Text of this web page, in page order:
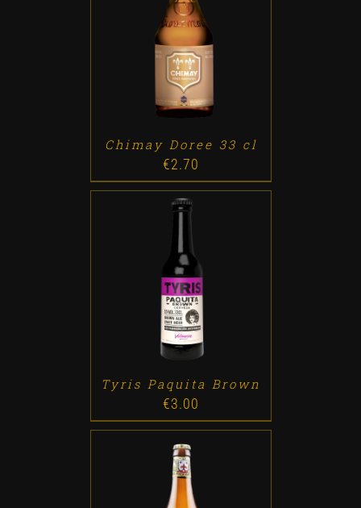
ADD TO CART / DETALLES
Chimay Doree 33 cl
€2.70
ADD TO CART /
Tyris Paquita Brown
€3.00